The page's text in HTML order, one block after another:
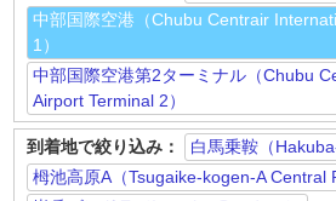
中部国際空港（Chubu Centrair
1）
中部国際空港第2ターミナル（Chubu
Airport Terminal 2）
到着地で絞り込み：
白馬乗鞍（
栂池高原A（Tsugaike-kogen-A Central